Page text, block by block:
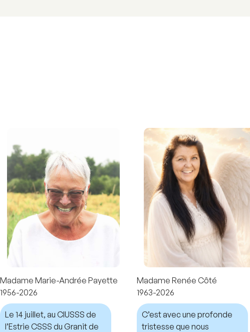
Madame Marie-Andrée Payette
1956-2026
Le 14 juillet, au CIUSSS de
l’Estrie CSSS du Granit de
Madame Renée Côté
1963-2026
C’est avec une profonde
tristesse que nous